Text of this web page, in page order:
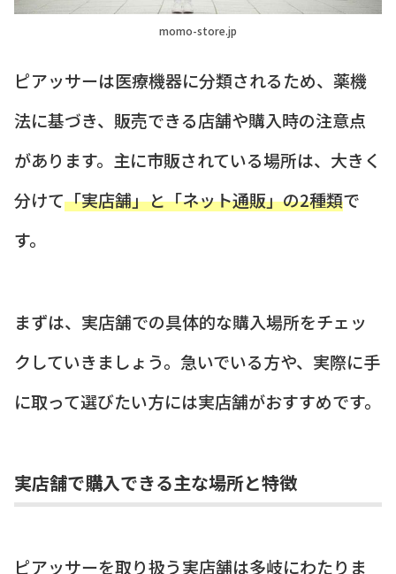
momo-store.jp
ピアッサーは医療機器に分類されるため、薬機
法に基づき、販売できる店舗や購入時の注意点
があります。主に市販されている場所は、大きく
分けて「実店舗」と「ネット通販」の2種類で
す。
まずは、実店舗での具体的な購入場所をチェッ
クしていきましょう。急いでいる方や、実際に手
に取って選びたい方には実店舗がおすすめです。
実店舗で購入できる主な場所と特徴
ピアッサーを取り扱う実店舗は多岐にわたりま